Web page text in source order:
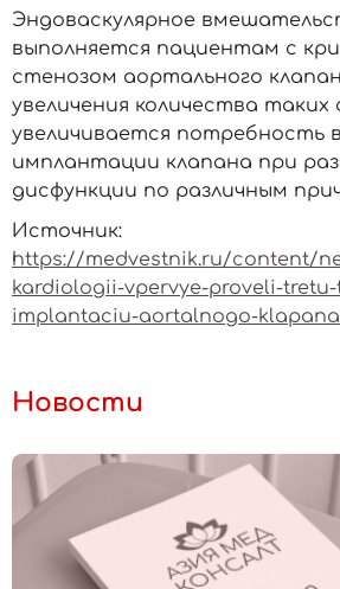
Эндоваскулярное
выполняется пациентам с
стенозом аортального
увеличения количества таких
увеличивается потребность
имплантации клапана при
дисфункции по различным
Источник:
https://medvestnik.ru/content/
kardiologii-vpervye-proveli-
implantaciu-aortalnogo-
Новости